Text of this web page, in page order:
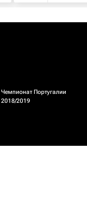
Чемпионат Португалии
2018/2019